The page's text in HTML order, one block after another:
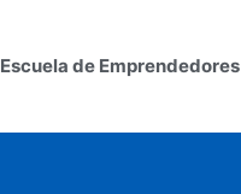
Escuela de Emprendedores